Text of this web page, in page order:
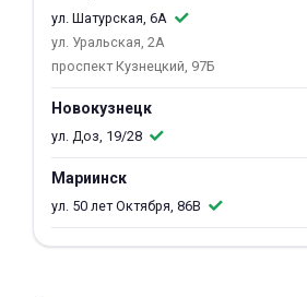
ул. Шатурская, 6А
ул. Уральская, 2А
проспект Кузнецкий, 97Б
Новокузнецк
ул. Доз, 19/28
Мариинск
ул. 50 лет Октября, 86В
недели
8 800 302-02-51